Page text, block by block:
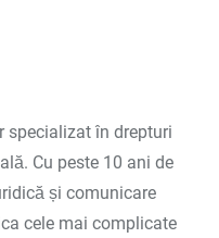
specializat în drepturi
Cu peste 10 ani de
și comunicare
cele mai complicate